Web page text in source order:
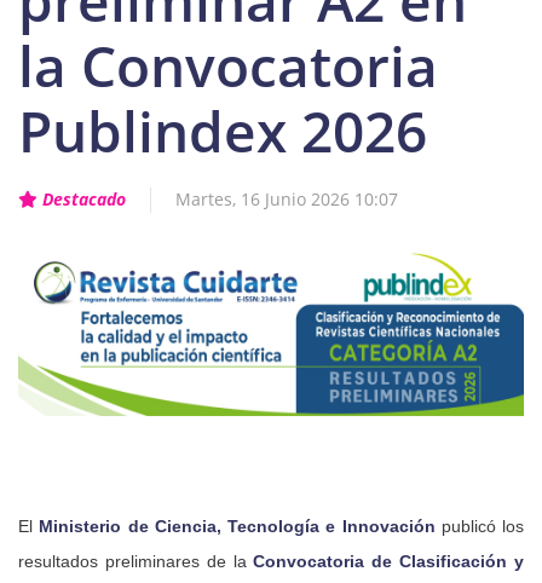
la Convocatoria
Publindex 2026
Destacado Martes, 16 Junio 2026 10:07
El Ministerio de Ciencia, Tecnología e Innovación publicó los
resultados preliminares de laConvocatoria de Clasificación y